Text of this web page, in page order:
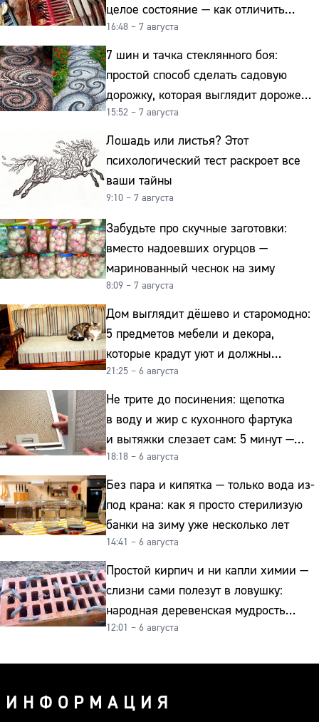
целое состояние — как отличить
подделку от мельхиора
16:48 – 7 августа
7 шин и тачка стеклянного боя:
простой способ сделать садовую
дорожку, которая выглядит дороже
гранита
15:52 – 7 августа
Лошадь или листья? Этот
психологический тест раскроет все
ваши тайны
9:10 – 7 августа
Забудьте про скучные заготовки:
вместо надоевших огурцов —
маринованный чеснок на зиму
8:09 – 7 августа
Дом выглядит дёшево и старомодно:
5 предметов мебели и декора,
которые крадут уют и должны
отправиться на свалку прямо сейчас
21:25 – 6 августа
Не трите до посинения: щепотка
в воду и жир с кухонного фартука
и вытяжки слезает сам: 5 минут —
и сверкает как новая
18:18 – 6 августа
Без пара и кипятка — только вода из-
под крана: как я просто стерилизую
банки на зиму уже несколько лет
14:41 – 6 августа
Простой кирпич и ни капли химии —
слизни сами полезут в ловушку:
народная деревенская мудрость
реально работает
12:01 – 6 августа
ИНФОРМАЦИЯ